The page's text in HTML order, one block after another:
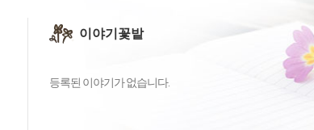
이야기꽃밭
등록된 이야기가 없습니다.